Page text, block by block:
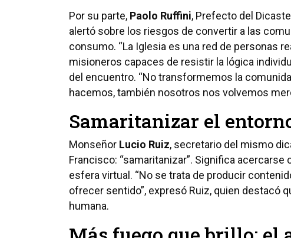
Por su parte, Paolo Ruffini, Prefecto del
alertó sobre los riesgos de convertir a las
consumo. “La Iglesia es una red de personas
misioneros capaces de resistir la lógica
del encuentro. “No transformemos la
hacemos, también nosotros nos volvemos
Samaritanizar el
Monseñor Lucio Ruiz, secretario del mismo
Francisco: “samaritanizar”. Significa
esfera virtual. “No se trata de producir
ofrecer sentido”, expresó Ruiz, quien destacó
humana.